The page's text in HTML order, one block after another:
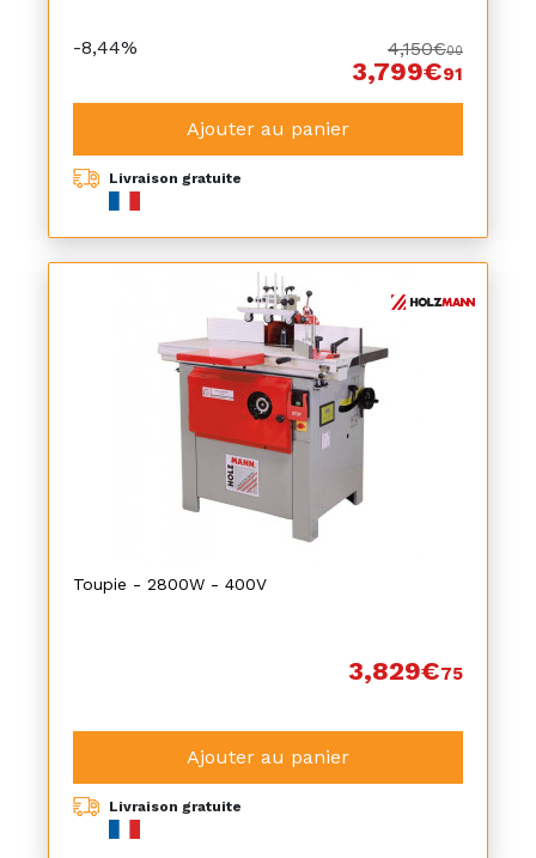
-8,44% 4,150€00
3,799€91
Ajouter au panier
Livraison gratuite
Toupie - 2800W - 400V
3,829€75
Ajouter au panier
Livraison gratuite